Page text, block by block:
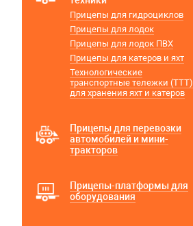
Прицепы для гидроциклов
Прицепы для лодок
Прицепы для лодок ПВХ
Прицепы для катеров и яхт
Технологические
транспортные тележки (ТТТ)
для хранения яхт и катеров
Прицепы для перевозки
автомобилей и мини-
тракторов
Прицепы-платформы для
оборудования